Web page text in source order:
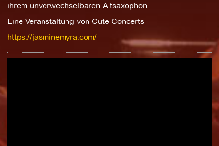
ihrem unverwechselbaren Altsaxophon.
Eine Veranstaltung von Cute-Concerts
https://jasminemyra.com/